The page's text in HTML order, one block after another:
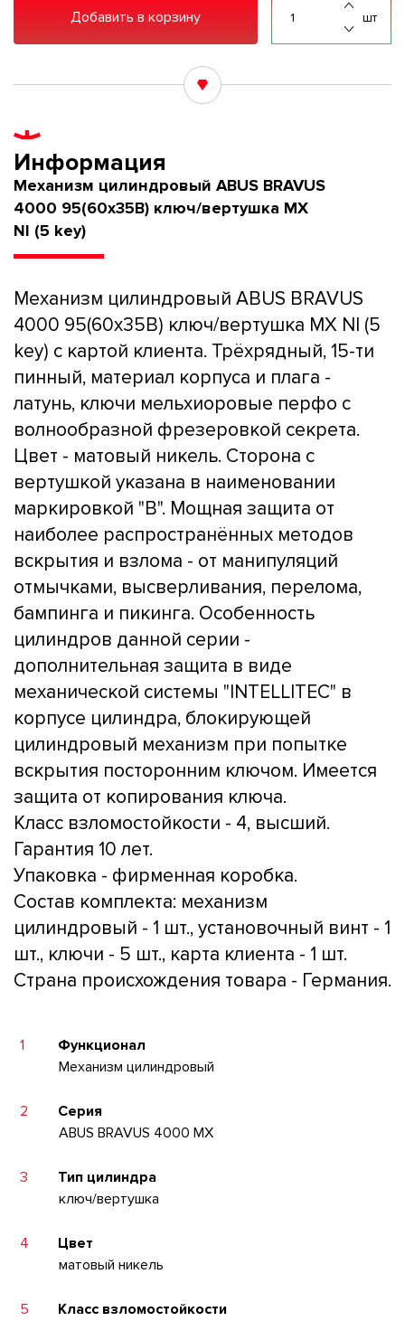
Добавить в корзину шт
Информация
Механизм цилиндровый ABUS BRAVUS
4000 95(60x35В) ключ/вертушка MX
NI (5 key)
Механизм цилиндровый ABUS BRAVUS
4000 95(60x35В) ключ/вертушка MX NI (5
key) с картой клиента. Трёхрядный, 15-ти
пинный, материал корпуса и плага -
латунь, ключи мельхиоровые перфо с
волнообразной фрезеровкой секрета.
Цвет - матовый никель. Сторона с
вертушкой указана в наименовании
маркировкой "B". Мощная защита от
наиболее распространённых методов
вскрытия и взлома - от манипуляций
отмычками, высверливания, перелома,
бампинга и пикинга. Особенность
цилиндров данной серии -
дополнительная защита в виде
механической системы "INTELLITEC" в
корпусе цилиндра, блокирующей
цилиндровый механизм при попытке
вскрытия посторонним ключом. Имеется
защита от копирования ключа.
Класс взломостойкости - 4, высший.
Гарантия 10 лет.
Упаковка - фирменная коробка.
Состав комплекта: механизм
цилиндровый - 1 шт., установочный винт - 1
шт., ключи - 5 шт., карта клиента - 1 шт.
Страна происхождения товара - Германия.
1
Функционал
Механизм цилиндровый
2
Серия
ABUS BRAVUS 4000 MX
3
Тип цилиндра
ключ/вертушка
4
Цвет
матовый никель
5
Класс взломостойкости